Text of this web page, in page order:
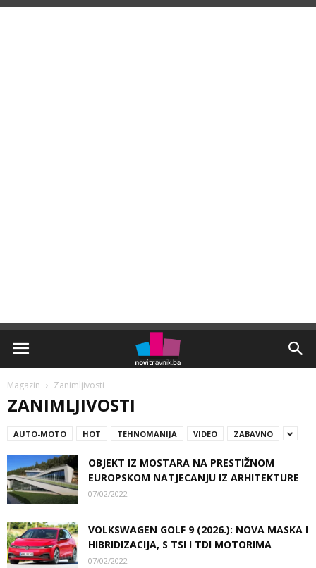
Magazin Zanimljivosti
ZANIMLJIVOSTI
AUTO-MOTO HOT TEHNOMANIJA VIDEO ZABAVNO
OBJEKT IZ MOSTARA NA PRESTIŽNOM
EUROPSKOM NATJECANJU IZ ARHITEKTURE
07/02/2022
VOLKSWAGEN GOLF 9 (2026.): NOVA MASKA I
HIBRIDIZACIJA, S TSI I TDI MOTORIMA
07/02/2022